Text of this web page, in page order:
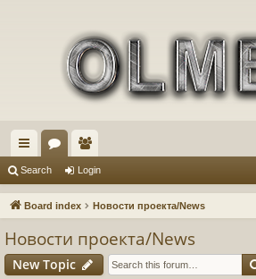
ui
ck
or
u
e
m
Search Login
Board index Новости проекта/News
Новости проекта/News
New Topic